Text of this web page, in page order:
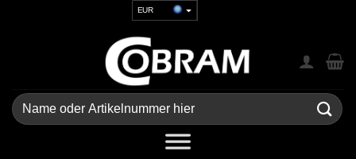
EUR
GBP
CHF
UAH
Suchen
nach: